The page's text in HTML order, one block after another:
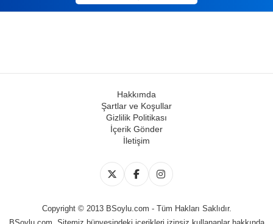
Hakkımda
Şartlar ve Koşullar
Gizlilik Politikası
İçerik Gönder
İletişim
Copyright © 2013 BSoylu.com - Tüm Hakları Saklıdır.